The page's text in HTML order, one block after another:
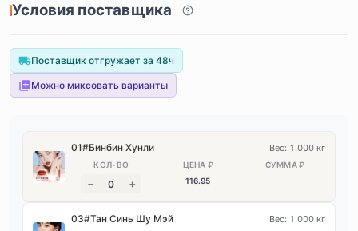
Условия поставщика
Поставщик отгружает за 48ч
Можно миксовать варианты
01#Бинбин Хунли
116.95
Вес: 1.000 кг
03#Тан Синь Шу Мэй Вес: 1.000 кг